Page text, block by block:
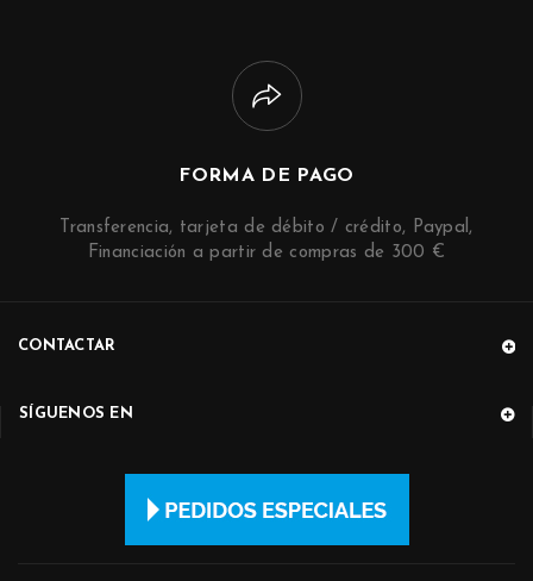
FORMA DE PAGO
Transferencia, tarjeta de débito / crédito, Paypal,
Financiación a partir de compras de 300 €
CONTACTAR
SÍGUENOS EN